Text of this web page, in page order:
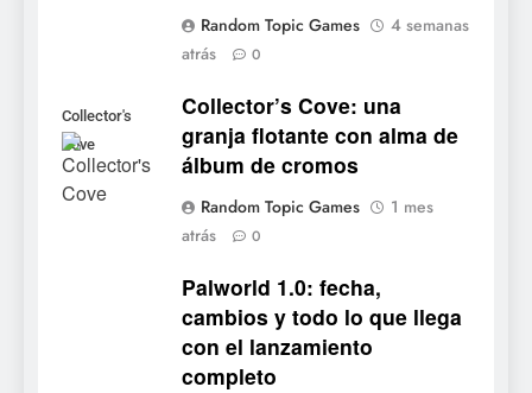
Random Topic Games
4 semanas
atrás
0
Collector's
Cove
Collector’s Cove: una
granja flotante con alma de
álbum de cromos
Random Topic Games
1 mes
atrás
0
Palworld 1.0: fecha,
cambios y todo lo que llega
con el lanzamiento
completo
pack
NOTICIAS DE VIDEOJUEGOS
Collector’s Cove: una granja
flotante con alma de álbum
de cromos
NOTICIAS DE VIDEOJUEGOS
cambios y todo lo que llega
con el lanzamiento
completo
NOTICIAS DE VIDEOJUEGOS